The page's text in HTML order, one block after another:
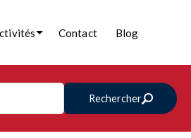
Contact Blog
Rechercher